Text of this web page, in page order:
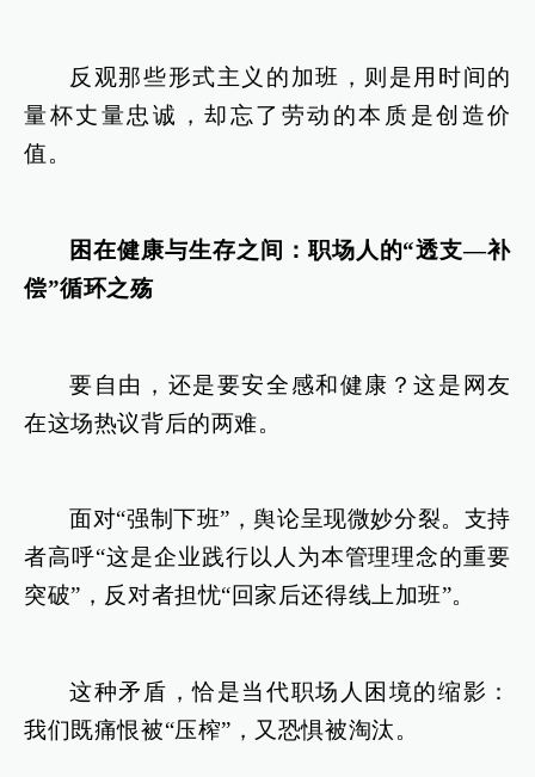
反观那些形式主义的加班，则是用时间的
量杯丈量忠诚，却忘了劳动的本质是创造价
值。
困在健康与生存之间：职场人的“透支—补
偿”循环之殇
要自由，还是要安全感和健康？这是网友
在这场热议背后的两难。
面对“强制下班”，舆论呈现微妙分裂。支持
者高呼“这是企业践行以人为本管理理念的重要
突破”，反对者担忧“回家后还得线上加班”。
这种矛盾，恰是当代职场人困境的缩影：
我们既痛恨被“压榨”，又恐惧被淘汰。